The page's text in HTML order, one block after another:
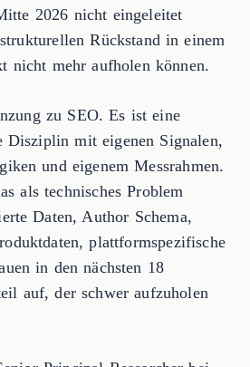
2026 nicht eingeleitet
Rückstand in einem
nicht mehr aufholen können.
zu SEO. Es ist eine
Disziplin mit eigenen Signalen,
und eigenem Messrahmen.
als technisches Problem
Daten, Author Schema,
plattformspezifische
in den nächsten 18
auf, der schwer aufzuholen